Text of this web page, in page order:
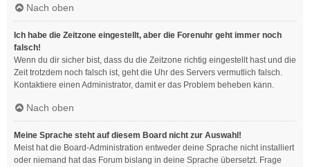
Nach oben
Ich habe die Zeitzone eingestellt, aber die Forenuhr geht immer noch
falsch!
Wenn du dir sicher bist, dass du die Zeitzone richtig eingestellt hast und die
Zeit trotzdem noch falsch ist, geht die Uhr des Servers vermutlich falsch.
Kontaktiere einen Administrator, damit er das Problem beheben kann.
Nach oben
Meine Sprache steht auf diesem Board nicht zur Auswahl!
Meist hat die Board-Administration entweder deine Sprache nicht installiert
oder niemand hat das Forum bislang in deine Sprache übersetzt. Frage